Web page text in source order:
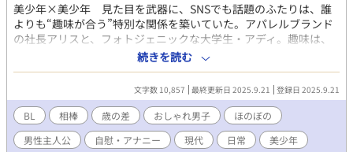
美少年×美少年 見た目を武器に、SNSでも話題のふたりは、誰
よりも“趣味が合う”特別な関係を築いていた。アパレルブランド
の社長アリスと、フォトジェニックな大学生・アディ。趣味は、
ちょっと際どい動画鑑賞会 今日もふたりは、都会の片隅で思いっ
きり笑い合って、人には言えない“男子の友情”を育んでいくはず
だったのに……。 秘密だらけのふたりが、誰より自由に、誰より
密に過ごす日常コメディ。 「恋人未満？ 親友以上？ ……僕らの関
係に名前は必要ないでしょ？」 同名作品を他サイトでも投稿して
いますが、内容が少し異なります。こちらが、読みやすくしたリ
ライト版です。
続きを読む
文字数 10,857 最終更新日 2025.9.21 登録日 2025.9.21
BL 相棒 歳の差 おしゃれ男子
ほのぼの
男性主人公
自慰・アナニー 現代 日常 美少年